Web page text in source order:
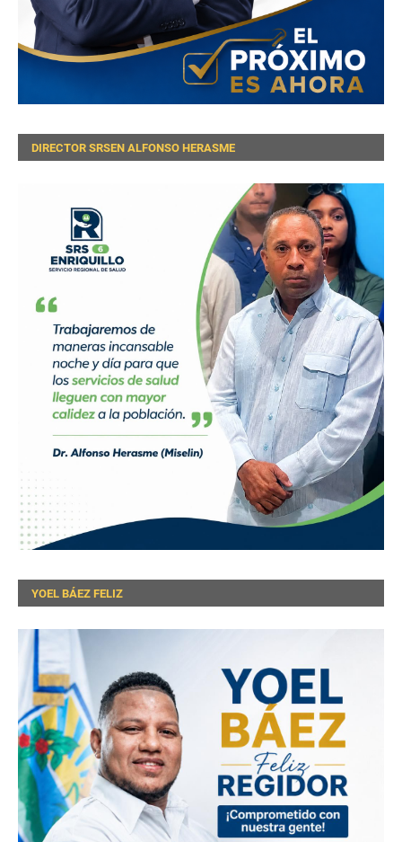
DIRECTOR SRSEN ALFONSO HERASME
YOEL BÁEZ FELIZ